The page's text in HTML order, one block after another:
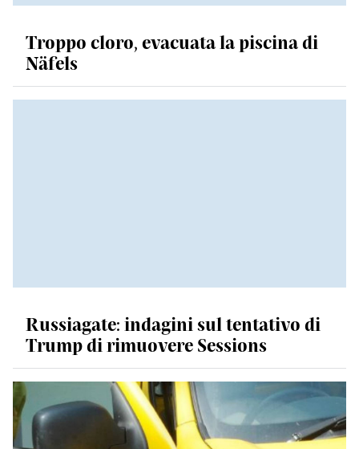
Troppo cloro, evacuata la piscina di
Näfels
Russiagate: indagini sul tentativo di
Trump di rimuovere Sessions